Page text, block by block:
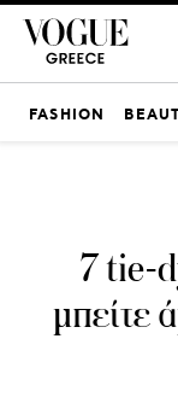
FASHION
7 tie-
μπείτε